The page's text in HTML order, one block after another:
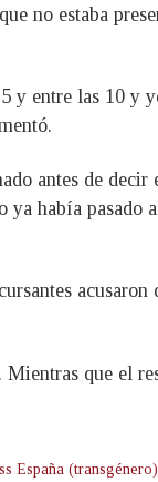
no estaba
y entre las 10 y
antes de decir
había pasado
acusaron
que el
España